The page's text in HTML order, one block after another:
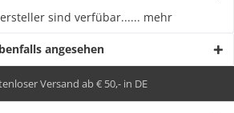
sind verfübar...... mehr
angesehen
Versand ab € 50,- in DE